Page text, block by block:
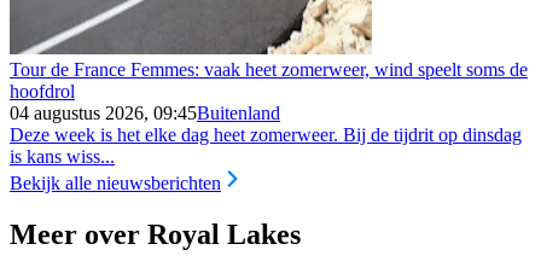
Tour de France Femmes: vaak heet zomerweer, wind speelt soms de
hoofdrol
04 augustus 2026, 09:45Buitenland
Deze week is het elke dag heet zomerweer. Bij de tijdrit op dinsdag
is kans wiss...
Bekijk alle nieuwsberichten
Meer over Royal Lakes